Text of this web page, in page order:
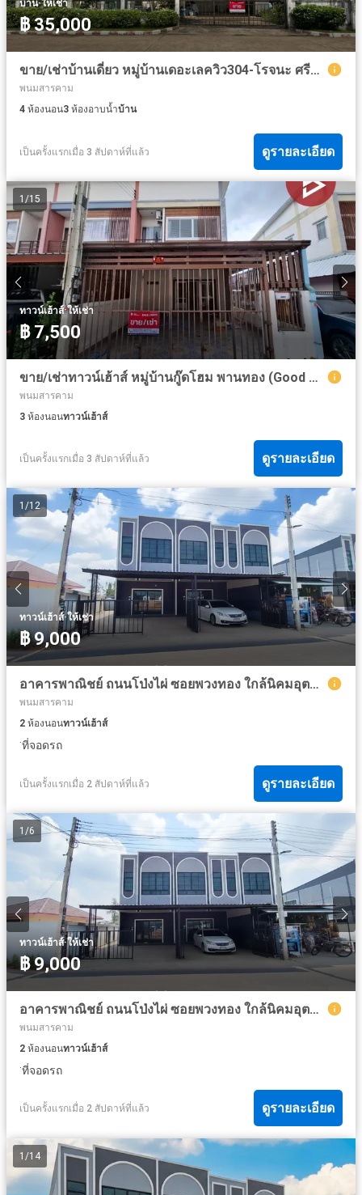
บ้าน·ให้เช่า
฿ 35,000
ขาย/เช่าบ้านเดี่ยว หมู่บ้านเดอะเลควิว304-โรจนะ ศรีมหาโพธิ ปราจีนบุรี
พนมสารคาม
4 ห้องนอน3 ห้องอาบน้ำบ้าน
เป็นครั้งแรกเมื่อ 3 สัปดาห์ที่แล้ว ดูรายละเอียด
1 /15
ทาวน์เฮ้าส์·ให้เช่า
฿ 7,500
ขาย/เช่าทาวน์เฮ้าส์ หมู่บ้านกู๊ดโฮม พานทอง (Good Home) ชลบุรี
พนมสารคาม
3 ห้องนอนทาวน์เฮ้าส์
เป็นครั้งแรกเมื่อ 3 สัปดาห์ที่แล้ว ดูรายละเอียด
1 /12
ทาวน์เฮ้าส์·ให้เช่า
฿ 9,000
อาคารพาณิชย์ ถนนโป่งไผ่ ซอยพวงทอง ใกล้นิคมอุตสาหกรรม 304 ปราจีนบุรี (ริม)
พนมสารคาม
2 ห้องนอนทาวน์เฮ้าส์
·ที่จอดรถ
เป็นครั้งแรกเมื่อ 2 สัปดาห์ที่แล้ว ดูรายละเอียด
1 /6
ทาวน์เฮ้าส์·ให้เช่า
฿ 9,000
อาคารพาณิชย์ ถนนโป่งไผ่ ซอยพวงทอง ใกล้นิคมอุตสาหกรรม 304 ปราจีนบุรี
พนมสารคาม
2 ห้องนอนทาวน์เฮ้าส์
·ที่จอดรถ
เป็นครั้งแรกเมื่อ 2 สัปดาห์ที่แล้ว ดูรายละเอียด
1 /14